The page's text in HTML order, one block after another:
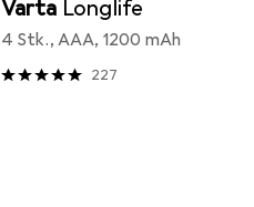
Varta Longlife
4 Stk., AAA, 1200 mAh
227